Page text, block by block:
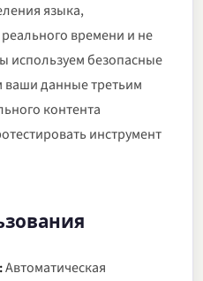
языка,
времени и не
используем безопасные
ваши данные третьим
контента
инструмент
Автоматическая